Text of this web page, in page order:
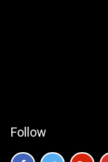
Follow